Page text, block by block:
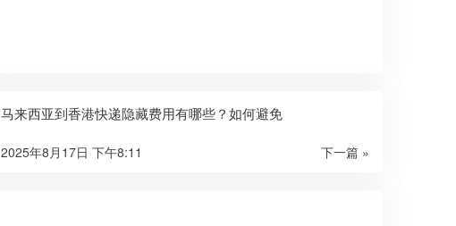
马来西亚到香港快递隐藏费用有哪些？如何避免
下一篇 »
2025年8月17日 下午8:11